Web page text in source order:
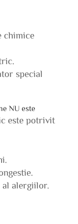
chimice
special
NU este
este potrivit
alergiilor.